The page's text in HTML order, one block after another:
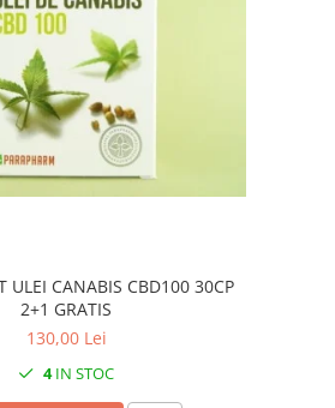
ULEI CANABIS CBD100 30CP
2+1 GRATIS
130,00 Lei
4IN STOC